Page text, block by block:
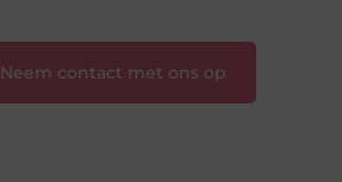
Neem contact met ons op